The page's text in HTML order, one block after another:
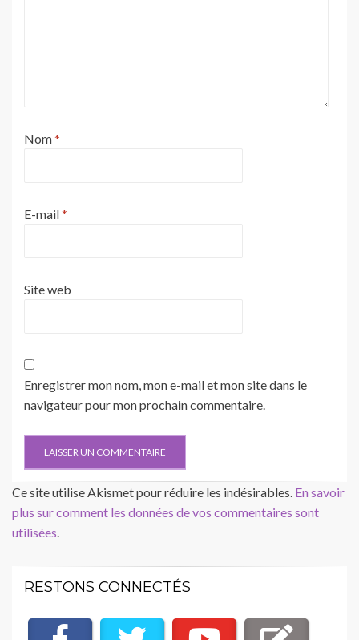
Nom*
E-mail*
Site web
Enregistrer mon nom, mon e-mail et mon site dans le
navigateur pour mon prochain commentaire.
Ce site utilise Akismet pour réduire les indésirables. En savoir
plus sur comment les données de vos commentaires sont
utilisées.
RESTONS CONNECTÉS